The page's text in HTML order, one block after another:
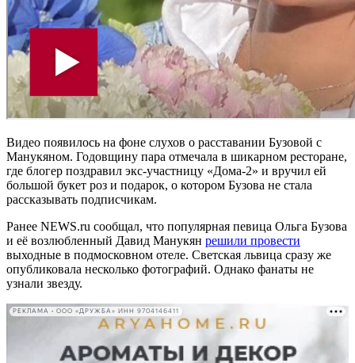
Видео появилось на фоне слухов о расставании Бузовой с
Манукяном. Годовщину пара отмечала в шикарном ресторане,
где блогер поздравил экс-участницу «Дома-2» и вручил ей
большой букет роз и подарок, о котором Бузова не стала
рассказывать подписчикам.
Ранее NEWS.ru сообщал, что популярная певица Ольга Бузова
и её возлюбленный Давид Манукян решили провести
выходные в подмосковном отеле. Светская львица сразу же
опубликовала несколько фотографий. Однако фанаты не
узнали звезду.
РЕКЛАМА • ООО «ДРУЖБА» ИНН 9704146411